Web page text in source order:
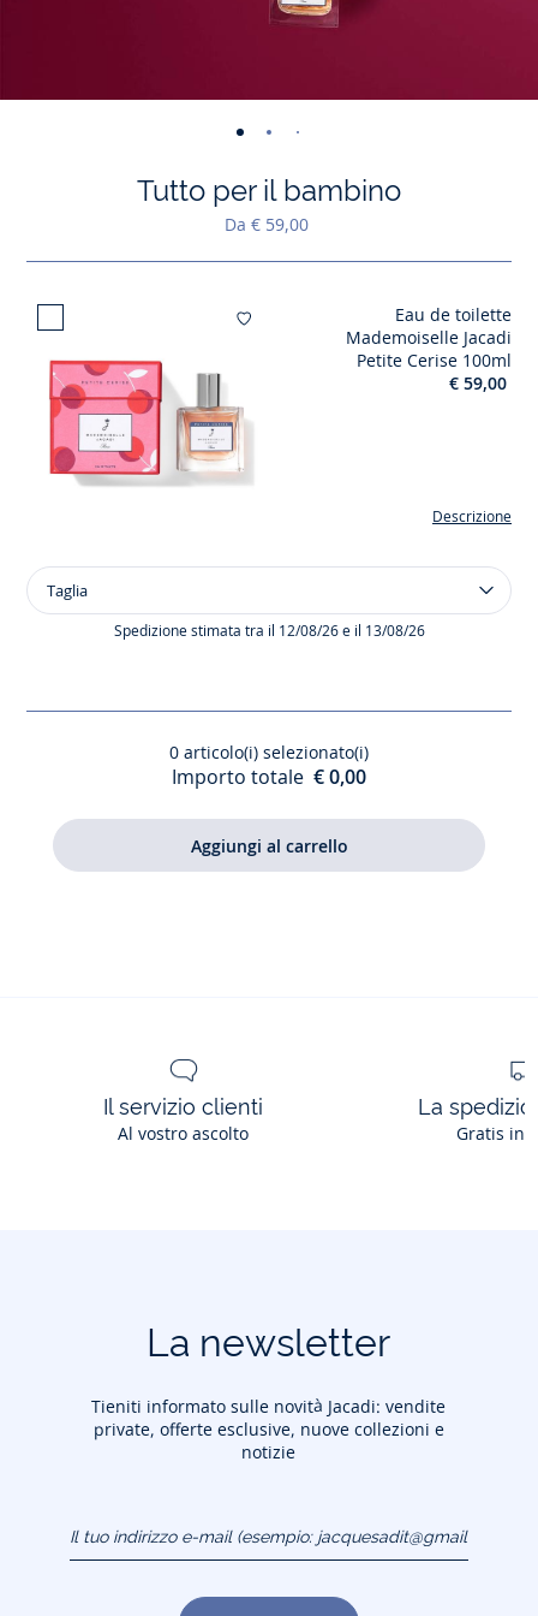
-
01 02 03 04
Tutto per il bambino
Da € 59,00
Aggiungi ai
Eau de toilette
Mademoiselle Jacadi
Petite Cerise 100ml
€ 59,00
Descrizione
Taglia
Eau
Jacadi
Taglia
Spedizione stimata tra il 12/08/26 e il 13/08/26
0 articolo(i) selezionato(i)
Importo totale € 0,00
Il servizio clienti
Al vostro ascolto
La
Gratis in
La newsletter
Tieniti informato sulle novità Jacadi: vendite
private, offerte esclusive, nuove collezioni e
notizie
(esempio:
jacquesadit@gmail.com)